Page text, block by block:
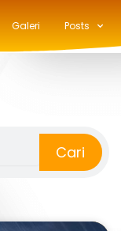
Galeri Posts
Cari